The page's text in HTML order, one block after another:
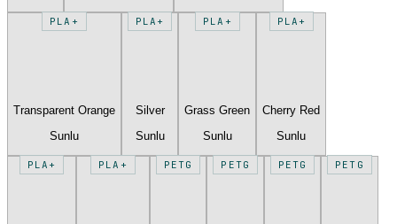
PLA+
Transparent Orange
Sunlu
PLA+
Silver
Sunlu
PLA+
Grass Green
Sunlu
PLA+
Cherry Red
Sunlu
PLA+ PLA+ PETG PETG PETG PETG